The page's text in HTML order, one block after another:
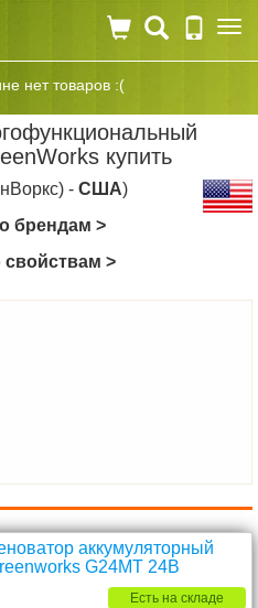
нет товаров :(
купить
- США)
брендам >
>
аккумуляторный
G24MT 24В
Есть на складе